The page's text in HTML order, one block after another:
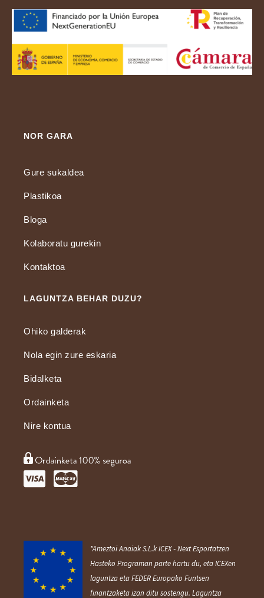
NOR GARA
Gure sukaldea
Plastikoa
Bloga
Kolaboratu gurekin
Kontaktoa
LAGUNTZA BEHAR DUZU?
Ohiko galderak
Nola egin zure eskaria
Bidalketa
Ordainketa
Nire kontua
"Ameztoi Anaiak S.L.k ICEX ‐ Next Esportatzen
Hasteko Programan parte hartu du, eta ICEXen
laguntza eta FEDER Europako Funtsen
finantzaketa izan ditu sostengu. Laguntza